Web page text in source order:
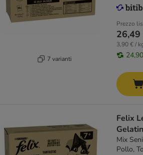
7 varianti
Prezzo
26,49
3,90 € /
Felix
Mix
Pollo,